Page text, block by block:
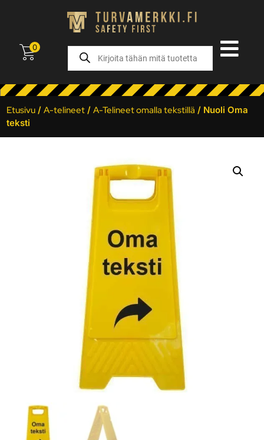
0
Etusivu /A-telineet /A-Telineet omalla tekstillä / Nuoli Oma
teksti